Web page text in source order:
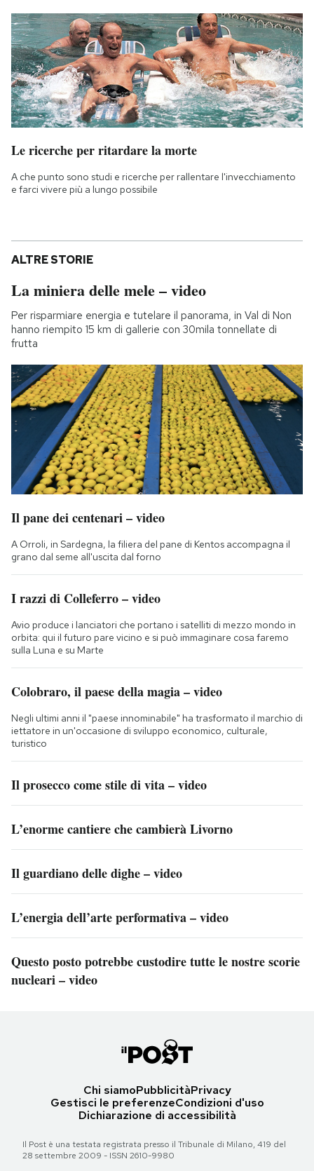
Le ricerche per ritardare la morte
A che punto sono studi e ricerche per rallentare l'invecchiamento
e farci vivere più a lungo possibile
ALTRE STORIE
La miniera delle mele – video
Per risparmiare energia e tutelare il panorama, in Val di Non
hanno riempito 15 km di gallerie con 30mila tonnellate di
frutta
Il pane dei centenari – video
A Orroli, in Sardegna, la filiera del pane di Kentos accompagna il
grano dal seme all'uscita dal forno
I razzi di Colleferro – video
Avio produce i lanciatori che portano i satelliti di mezzo mondo in
orbita: qui il futuro pare vicino e si può immaginare cosa faremo
sulla Luna e su Marte
Colobraro, il paese della magia – video
Negli ultimi anni il "paese innominabile" ha trasformato il marchio di
iettatore in un'occasione di sviluppo economico, culturale,
turistico
Il prosecco come stile di vita – video
L’enorme cantiere che cambierà Livorno
Il guardiano delle dighe – video
L’energia dell’arte performativa – video
Questo posto potrebbe custodire tutte le nostre scorie
nucleari – video
Chi siamoPubblicitàPrivacy
Gestisci le preferenzeCondizioni d'uso
Dichiarazione di accessibilità
Il Post è una testata registrata presso il Tribunale di Milano, 419 del
28 settembre 2009 - ISSN 2610-9980